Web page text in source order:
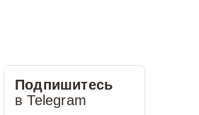
Подпишитесь
в Telegram